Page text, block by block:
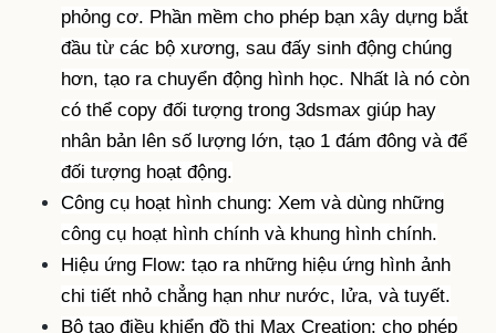
phỏng cơ. Phần mềm cho phép bạn xây dựng bắt
đầu từ các bộ xương, sau đấy sinh động chúng
hơn, tạo ra chuyển động hình học. Nhất là nó còn
có thể copy đối tượng trong 3dsmax giúp hay
nhân bản lên số lượng lớn, tạo 1 đám đông và để
đối tượng hoạt động.
Công cụ hoạt hình chung: Xem và dùng những
công cụ hoạt hình chính và khung hình chính.
Hiệu ứng Flow: tạo ra những hiệu ứng hình ảnh
chi tiết nhỏ chẳng hạn như nước, lửa, và tuyết.
Bộ tạo điều khiển đồ thị Max Creation: cho phép